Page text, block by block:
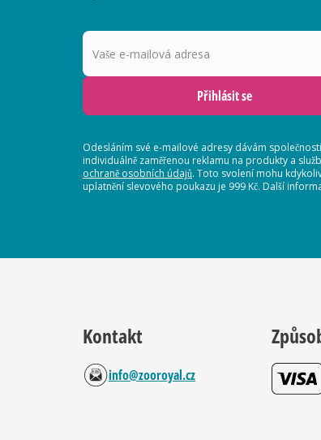
Vaše e-mailová adresa
Přihlásit se
Odesláním své e-mailové adresy dávám
individuálně zaměřenou reklamu na produkty a
ochraně osobních údajů. Toto svolení mohu
uplatnění slevového poukazu je 999 Kč. Další
Kontakt
info@zooroyal.cz